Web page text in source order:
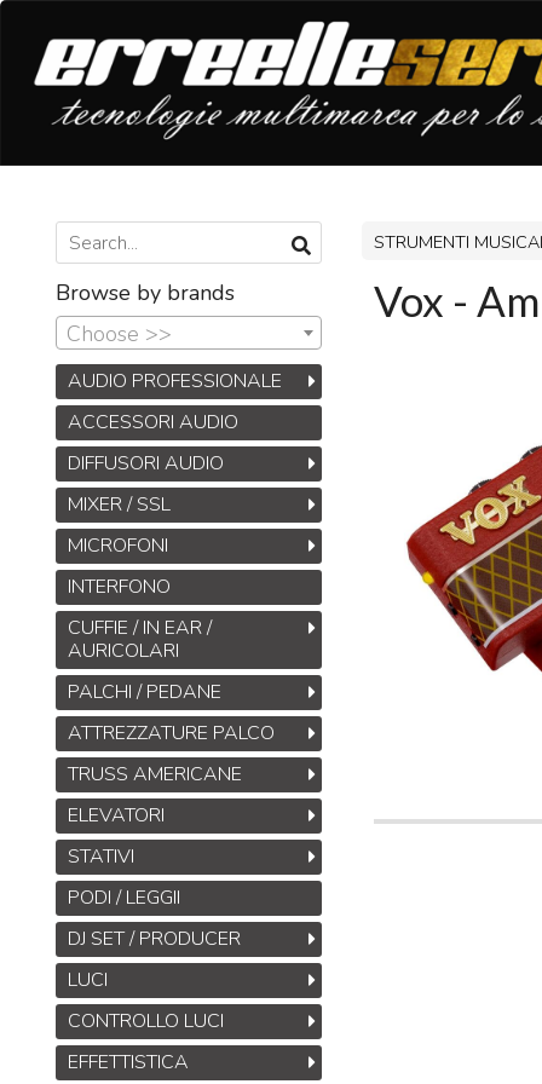
STRUMENTI
Vox -
Browse by brands
Choose >>
AUDIO PROFESSIONALE
ACCESSORI AUDIO
DIFFUSORI AUDIO
MIXER / SSL
MICROFONI
INTERFONO
CUFFIE / IN EAR /
AURICOLARI
PALCHI / PEDANE
ATTREZZATURE PALCO
TRUSS AMERICANE
ELEVATORI
STATIVI
PODI / LEGGII
DJ SET / PRODUCER
LUCI
CONTROLLO LUCI
EFFETTISTICA